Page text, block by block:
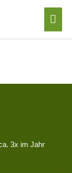
3x im Jahr